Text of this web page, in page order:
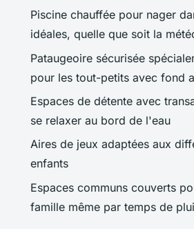
Piscine chauffée pour nager
idéales, quelle que soit la
Pataugeoire sécurisée
pour les tout-petits avec fond
Espaces de détente avec
se relaxer au bord de l'eau
Aires de jeux adaptées aux
enfants
Espaces communs couverts
famille même par temps de